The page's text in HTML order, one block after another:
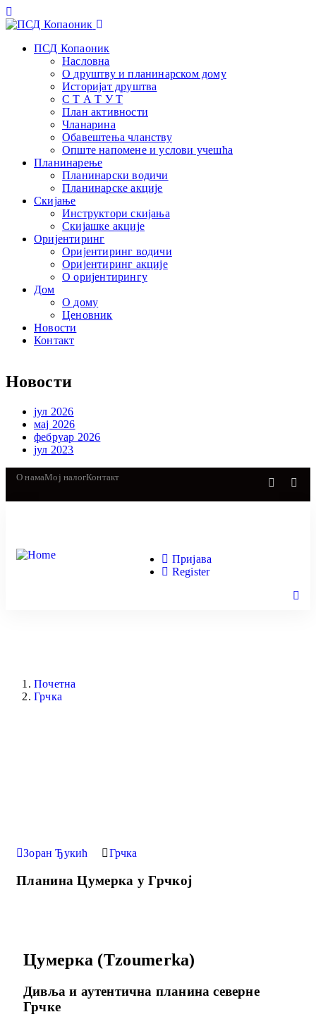
ПСД Копаоник
Насловна
О друштву и планинарском дому
Историјат друштва
С Т А Т У Т
План активности
Чланарина
Обавештења чланству
Опште напомене и услови учешћа
Планинарење
Планинарски водичи
Планинарске акције
Скијање
Инструктори скијања
Скијашке акције
Оријентиринг
Оријентиринг водичи
Оријентиринг акције
О оријентирингу
Дом
О дому
Ценовник
Новости
Контакт
Новости
јул 2026
мај 2026
фебруар 2026
јул 2023
О намаМој налогКонтакт
Пријава
Register
Почетна
Грчка
Зоран Ђукић Грчка
Планина Цумерка у Грчкој
Цумерка (Tzoumerka)
Дивља и аутентична планина северне
Грчке